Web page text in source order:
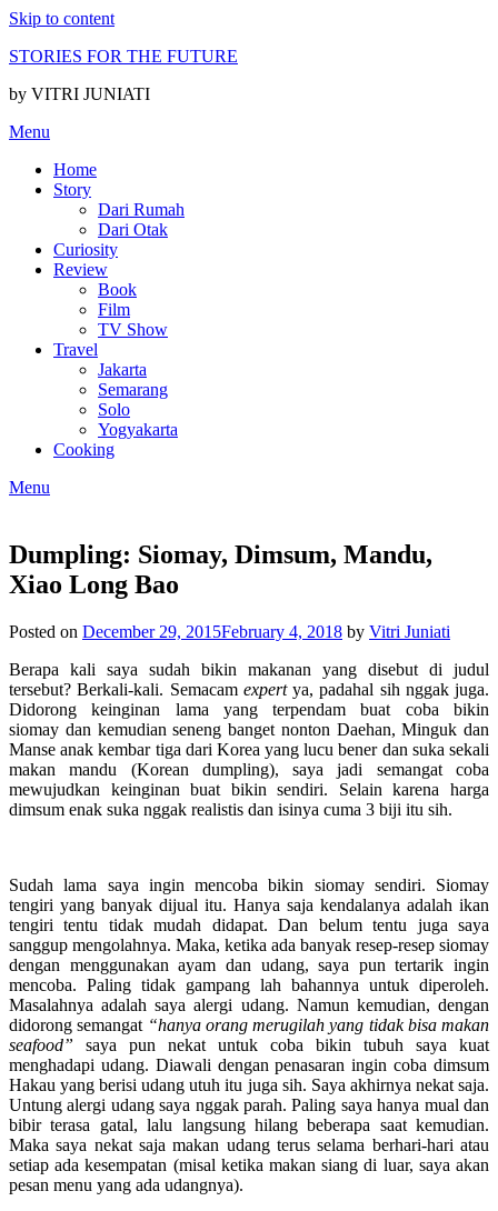
Skip to content
STORIES FOR THE FUTURE
by VITRI JUNIATI
Menu
Home
Story
Dari Rumah
Dari Otak
Curiosity
Review
Book
Film
TV Show
Travel
Jakarta
Semarang
Solo
Yogyakarta
Cooking
Menu
Dumpling: Siomay, Dimsum, Mandu,
Xiao Long Bao
Posted on December 29, 2015February 4, 2018 by Vitri Juniati
Berapa kali saya sudah bikin makanan yang disebut di judul
tersebut? Berkali-kali. Semacam expertya, padahal sih nggak juga.
Didorong keinginan lama yang terpendam buat coba bikin
siomay dan kemudian seneng banget nonton Daehan, Minguk dan
Manse anak kembar tiga dari Korea yang lucu bener dan suka sekali
makan mandu (Korean dumpling), saya jadi semangat coba
mewujudkan keinginan buat bikin sendiri. Selain karena harga
dimsum enak suka nggak realistis dan isinya cuma 3 biji itu sih.
Sudah lama saya ingin mencoba bikin siomay sendiri. Siomay
tengiri yang banyak dijual itu. Hanya saja kendalanya adalah ikan
tengiri tentu tidak mudah didapat. Dan belum tentu juga saya
sanggup mengolahnya. Maka, ketika ada banyak resep-resep siomay
dengan menggunakan ayam dan udang, saya pun tertarik ingin
mencoba. Paling tidak gampang lah bahannya untuk diperoleh.
Masalahnya adalah saya alergi udang. Namun kemudian, dengan
didorong semangat “hanya orang merugilah yang tidak bisa makan
seafood” saya pun nekat untuk coba bikin tubuh saya kuat
menghadapi udang. Diawali dengan penasaran ingin coba dimsum
Hakau yang berisi udang utuh itu juga sih. Saya akhirnya nekat saja.
Untung alergi udang saya nggak parah. Paling saya hanya mual dan
bibir terasa gatal, lalu langsung hilang beberapa saat kemudian.
Maka saya nekat saja makan udang terus selama berhari-hari atau
setiap ada kesempatan (misal ketika makan siang di luar, saya akan
pesan menu yang ada udangnya).